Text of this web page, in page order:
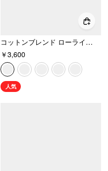
コットンブレンド ローライズ メタルディテール マイクロショートパンツ
￥3,600
人気